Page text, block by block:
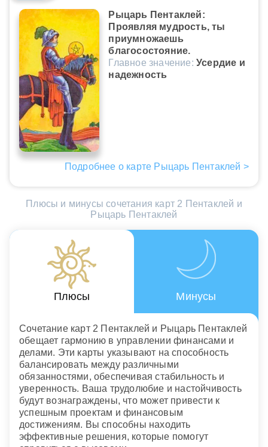
Рыцарь Пентаклей:
Проявляя мудрость, ты
приумножаешь
благосостояние.
Главное значение: Усердие и
надежность
Подробнее о карте Рыцарь Пентаклей >
Плюсы и минусы сочетания карт 2 Пентаклей и
Рыцарь Пентаклей
Плюсы Минусы
Сочетание карт 2 Пентаклей и Рыцарь Пентаклей
обещает гармонию в управлении финансами и
делами. Эти карты указывают на способность
балансировать между различными
обязанностями, обеспечивая стабильность и
уверенность. Ваша трудолюбие и настойчивость
будут вознаграждены, что может привести к
успешным проектам и финансовым
достижениям. Вы способны находить
эффективные решения, которые помогут